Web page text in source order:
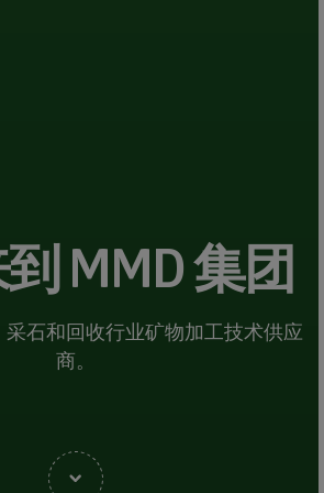
MMD 集团
石和回收行业矿物加工技术供应
商。